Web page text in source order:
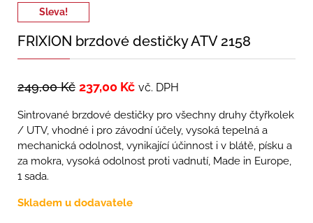
Sleva!
FRIXION brzdové destičky ATV 2158
249,00Kč 237,00 Kč vč. DPH
Sintrované brzdové destičky pro všechny druhy čtyřkolek
/ UTV, vhodné i pro závodní účely, vysoká tepelná a
mechanická odolnost, vynikající účinnost i v blátě, písku a
za mokra, vysoká odolnost proti vadnutí, Made in Europe,
1 sada.
Skladem u dodavatele